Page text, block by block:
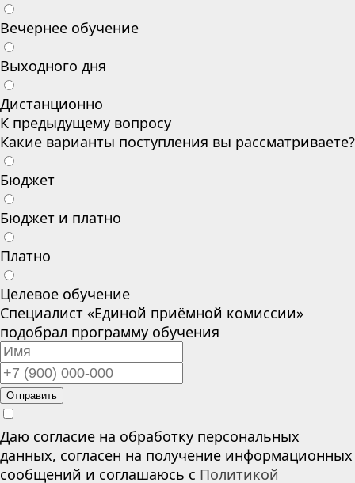
Вечернее обучение
Выходного дня
Дистанционно
К предыдущему вопросу
Какие варианты поступления вы рассматриваете?
Бюджет
Бюджет и платно
Платно
Целевое обучение
Специалист «Единой приёмной комиссии»
подобрал программу обучения
Отправить
Даю согласие на обработку персональных
данных, согласен на получение информационных
сообщений и соглашаюсь с Политикой